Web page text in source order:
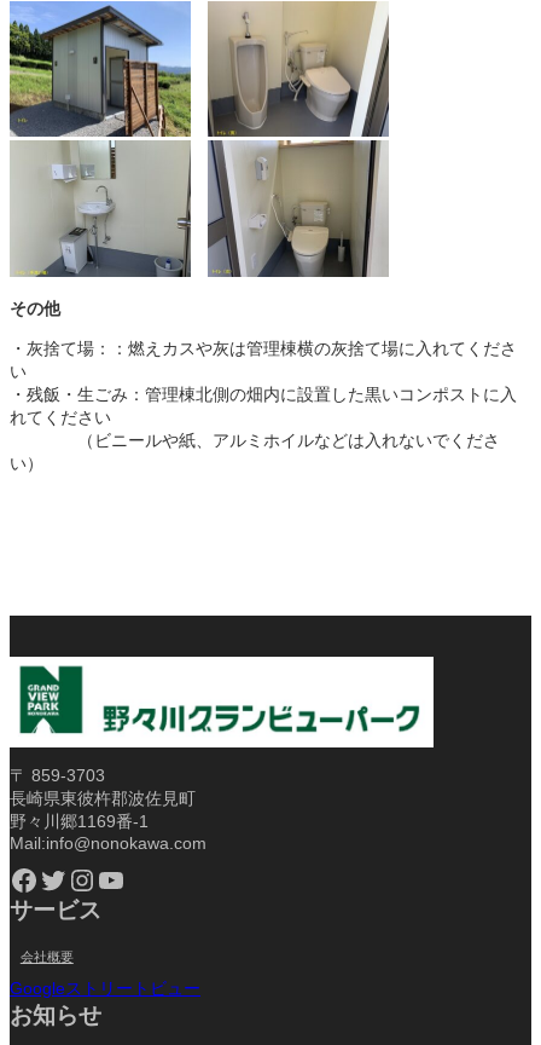
その他
・灰捨て場：：燃えカスや灰は管理棟横の灰捨て場に入れてくださ
い
・残飯・生ごみ：管理棟北側の畑内に設置した黒いコンポストに入
れてください
（ビニールや紙、アルミホイルなどは入れないでくださ
い）
〒 859-3703
長崎県東彼杵郡波佐見町
野々川郷1169番-1
Mail:info@nonokawa.com
Facebook Twitter Instagram YouTube
サービス
会社概要
Googleストリートビュー
お知らせ